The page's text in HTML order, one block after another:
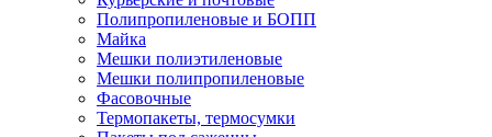
Полипропиленовые и БОПП
Майка
Мешки полиэтиленовые
Мешки полипропиленовые
Фасовочные
Термопакеты, термосумки